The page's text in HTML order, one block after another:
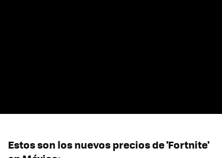
Estos son los nuevos precios de 'Fortnite'